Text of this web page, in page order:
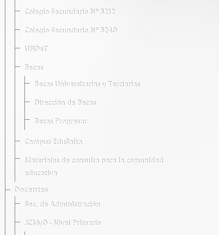
Colegio Secundario Nº 5212
Colegio Secundario Nº 5240
UFIDeT
Becas
Becas Universitarias y Terciarias
Dirección de Becas
Becas Progresar
Campus EduSalta
Materiales de consulta para la comunidad
educativa
Docentes
Sec. de Administración
JCMyD · Nivel Primario